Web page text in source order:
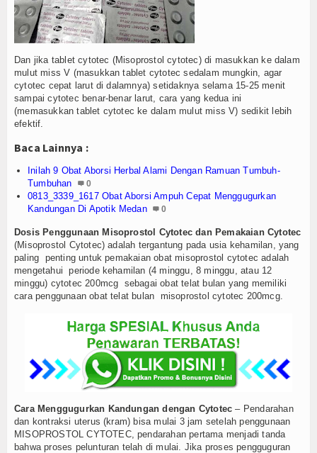
Dan jika tablet cytotec (Misoprostol cytotec) di masukkan ke dalam
mulut miss V (masukkan tablet cytotec sedalam mungkin, agar
cytotec cepat larut di dalamnya) setidaknya selama 15-25 menit
sampai cytotec benar-benar larut, cara yang kedua ini
(memasukkan tablet cytotec ke dalam mulut miss V) sedikit lebih
efektif.
Baca Lainnya :
Inilah 9 Obat Aborsi Herbal Alami Dengan Ramuan Tumbuh-
Tumbuhan
0
0813_3339_1617 Obat Aborsi Ampuh Cepat Menggugurkan
Kandungan Di Apotik Medan
0
Dosis Penggunaan Misoprostol Cytotec dan Pemakaian Cytotec
(Misoprostol Cytotec) adalah tergantung pada usia kehamilan, yang
paling penting untuk pemakaian obat misoprostol cytotec adalah
mengetahui periode kehamilan (4 minggu, 8 minggu, atau 12
minggu) cytotec 200mcg sebagai obat telat bulan yang memiliki
cara penggunaan obat telat bulan misoprostol cytotec 200mcg.
Cara Menggugurkan Kandungan dengan Cytotec – Pendarahan
dan kontraksi uterus (kram) bisa mulai 3 jam setelah penggunaan
MISOPROSTOL CYTOTEC, pendarahan pertama menjadi tanda
bahwa proses pelunturan telah di mulai. Jika proses pengguguran